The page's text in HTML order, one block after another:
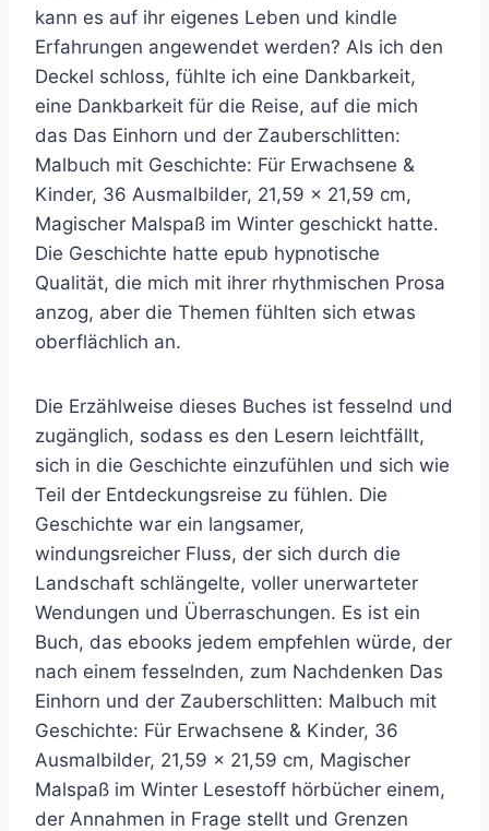
kann es auf ihr eigenes Leben und kindle
Erfahrungen angewendet werden? Als ich den
Deckel schloss, fühlte ich eine Dankbarkeit,
eine Dankbarkeit für die Reise, auf die mich
das Das Einhorn und der Zauberschlitten:
Malbuch mit Geschichte: Für Erwachsene &
Kinder, 36 Ausmalbilder, 21,59 x 21,59 cm,
Magischer Malspaß im Winter geschickt hatte.
Die Geschichte hatte epub hypnotische
Qualität, die mich mit ihrer rhythmischen Prosa
anzog, aber die Themen fühlten sich etwas
oberflächlich an.
Die Erzählweise dieses Buches ist fesselnd und
zugänglich, sodass es den Lesern leichtfällt,
sich in die Geschichte einzufühlen und sich wie
Teil der Entdeckungsreise zu fühlen. Die
Geschichte war ein langsamer,
windungsreicher Fluss, der sich durch die
Landschaft schlängelte, voller unerwarteter
Wendungen und Überraschungen. Es ist ein
Buch, das ebooks jedem empfehlen würde, der
nach einem fesselnden, zum Nachdenken Das
Einhorn und der Zauberschlitten: Malbuch mit
Geschichte: Für Erwachsene & Kinder, 36
Ausmalbilder, 21,59 x 21,59 cm, Magischer
Malspaß im Winter Lesestoff hörbücher einem,
der Annahmen in Frage stellt und Grenzen